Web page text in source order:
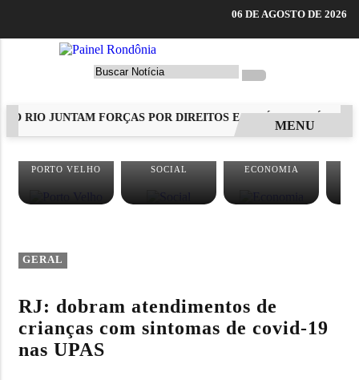
06 DE AGOSTO DE 2026
RIO JUNTAM FORÇAS POR DIREITOS E POLÍTICAS PÚBLICAS
MENU
PORTO VELHO SOCIAL ECONOMIA
GERAL
RJ: dobram atendimentos de
crianças com sintomas de covid-19
nas UPAS